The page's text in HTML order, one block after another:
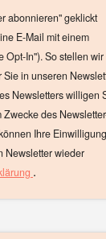
abonnieren" geklickt
E-Mail mit einem
Opt-In"). So stellen wir
in unseren
Newsletters willigen
des
Ihre Einwilligung
Newsletter wieder
.